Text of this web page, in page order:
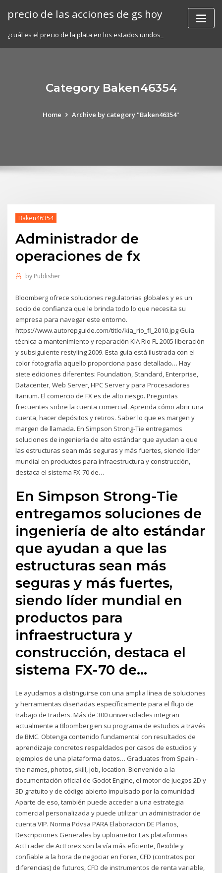
precio de las acciones de gs hoy
¿cuál es el precio de la plata en los estados unidos_
Category Baken46354
Home Archive by category "Baken46354"
Baken46354
Administrador de
operaciones de fx
by Publisher
Bloomberg ofrece soluciones regulatorias globales y es un
socio de confianza que le brinda todo lo que necesita su
empresa para navegar este entorno.
https://www.autorepguide.com/title/kia_rio_fl_2010.jpg Guía
técnica a mantenimiento y reparación KIA Rio FL 2005 liberación
y subsiguiente restyling 2009. Esta guía está ilustrada con el
color fotografía aquello proporciona paso detallado… Hay
siete ediciones diferentes: Foundation, Standard, Enterprise,
Datacenter, Web Server, HPC Server y para Procesadores
Itanium. El comercio de FX es de alto riesgo. Preguntas
frecuentes sobre la cuenta comercial. Aprenda cómo abrir una
cuenta, hacer depósitos y retiros. Saber lo que es margen y
margen de llamada. En Simpson Strong-Tie entregamos
soluciones de ingeniería de alto estándar que ayudan a que
las estructuras sean más seguras y más fuertes, siendo líder
mundial en productos para infraestructura y construcción,
destaca el sistema FX-70 de…
En Simpson Strong-Tie
entregamos soluciones de
ingeniería de alto estándar
que ayudan a que las
estructuras sean más
seguras y más fuertes,
siendo líder mundial en
productos para
infraestructura y
construcción, destaca el
sistema FX-70 de…
Le ayudamos a distinguirse con una amplia línea de soluciones
y herramientas diseñadas específicamente para el flujo de
trabajo de traders. Más de 300 universidades integran
actualmente a Bloomberg en su programa de estudios a través
de BMC. Obtenga contenido fundamental con resultados de
aprendizaje concretos respaldados por casos de estudios y
ejemplos de una plataforma datos… Graduates from Spain -
the names, photos, skill, job, location. Bienvenido a la
documentación oficial de Godot Engine, el motor de juegos 2D y
3D gratuito y de código abierto impulsado por la comunidad!
Aparte de eso, también puede acceder a una estrategia
comercial personalizada y puede utilizar un administrador de
cuenta VIP. Norma Pdvsa PARA Elaboracion DE Planos,
Descripciones Generales by uploaneitor Las plataformas
ActTrader de ActForex son la vía más eficiente, flexible y
confiable a la hora de negociar en Forex, CFD (contratos por
diferencias) de futuros, CFD de instrumentos de renta variable,